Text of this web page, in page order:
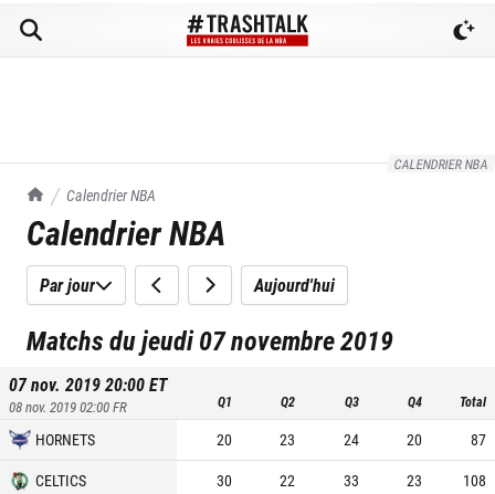
CALENDRIER NBA
TrashTalk Actu NBA
Calendrier NBA
Calendrier NBA
Par jour Aujourd'hui
Matchs du jeudi 07 novembre 2019
07 nov. 2019 20:00ET
08 nov. 2019 02:00FR Q1 Q2 Q3 Q4 Total
HORNETS 20 23 24 20
87
CELTICS
30 22 33 23 108